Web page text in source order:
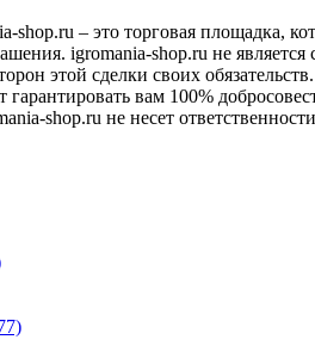
shop.ru – это торговая площадка,
igromania-shop.ru не
этой сделки своих
гарантировать вам 100%
shop.ru не несет